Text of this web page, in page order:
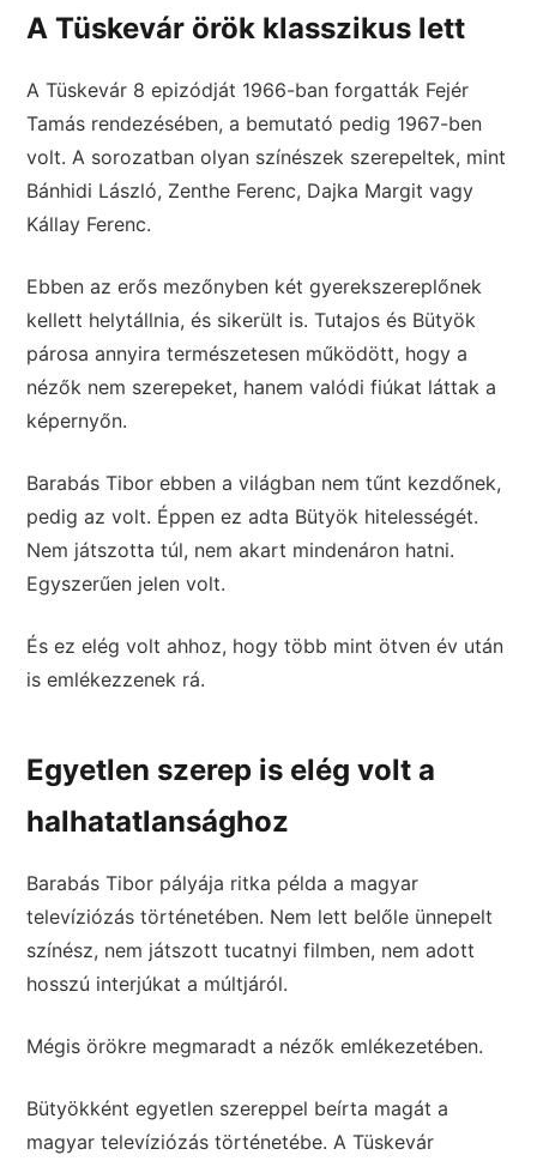
A Tüskevár örök klasszikus lett
A Tüskevár 8 epizódját 1966-ban forgatták Fejér
Tamás rendezésében, a bemutató pedig 1967-ben
volt. A sorozatban olyan színészek szerepeltek, mint
Bánhidi László, Zenthe Ferenc, Dajka Margit vagy
Kállay Ferenc.
Ebben az erős mezőnyben két gyerekszereplőnek
kellett helytállnia, és sikerült is. Tutajos és Bütyök
párosa annyira természetesen működött, hogy a
nézők nem szerepeket, hanem valódi fiúkat láttak a
képernyőn.
Barabás Tibor ebben a világban nem tűnt kezdőnek,
pedig az volt. Éppen ez adta Bütyök hitelességét.
Nem játszotta túl, nem akart mindenáron hatni.
Egyszerűen jelen volt.
És ez elég volt ahhoz, hogy több mint ötven év után
is emlékezzenek rá.
Egyetlen szerep is elég volt a
halhatatlansághoz
Barabás Tibor pályája ritka példa a magyar
televíziózás történetében. Nem lett belőle ünnepelt
színész, nem játszott tucatnyi filmben, nem adott
hosszú interjúkat a múltjáról.
Mégis örökre megmaradt a nézők emlékezetében.
Bütyökként egyetlen szereppel beírta magát a
magyar televíziózás történetébe. A Tüskevár